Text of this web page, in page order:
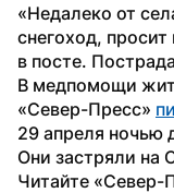
«Недалеко от
снегоход,
в посте.
В медпомощи
«Север-Пресс»
29 апреля ночью
Они застряли на
Читайте «Север-